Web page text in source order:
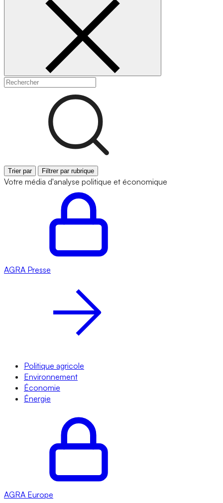
Trier par Filtrer par rubrique
Votre média d'analyse politique et économique
AGRA Presse
Politique agricole
Environnement
Économie
Énergie
AGRA Europe